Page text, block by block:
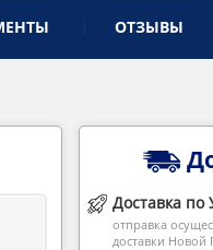
ОТЗЫВЫ
Доставка по
отправка
доставки